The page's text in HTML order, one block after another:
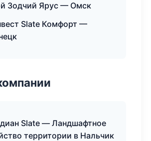
Зодчий Ярус — Омск
Slate Комфорт —
Slate — Ландшафтное
территории в Нальчик